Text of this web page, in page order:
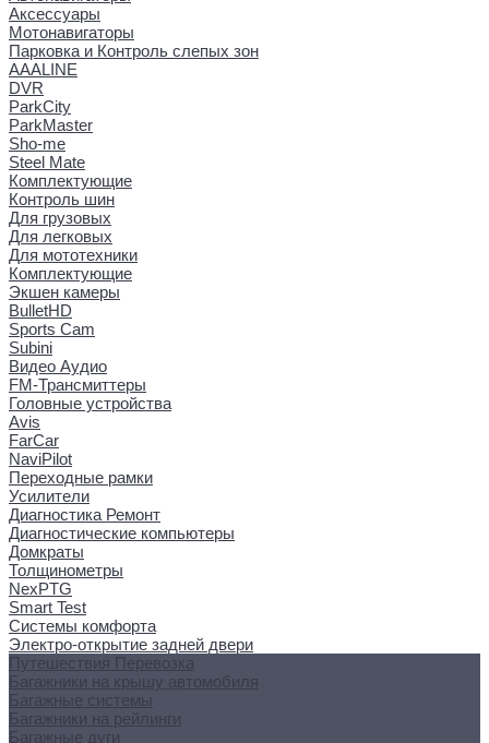
Аксессуары
Мотонавигаторы
Парковка и Контроль слепых зон
AAALINE
DVR
ParkCity
ParkMaster
Sho-me
Steel Mate
Комплектующие
Контроль шин
Для грузовых
Для легковых
Для мототехники
Комплектующие
Экшен камеры
BulletHD
Sports Cam
Subini
Видео Аудио
FM-Трансмиттеры
Головные устройства
Avis
FarCar
NaviPilot
Переходные рамки
Усилители
Диагностика Ремонт
Диагностические компьютеры
Домкраты
Толщинометры
NexPTG
Smart Test
Системы комфорта
Электро-открытие задней двери
Путешествия Перевозка
Багажники на крышу автомобиля
Багажные системы
Багажники на рейлинги
Багажные дуги